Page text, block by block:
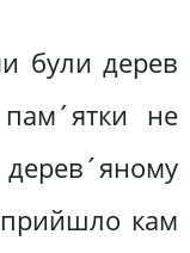
були дерев
не
прийшло кам